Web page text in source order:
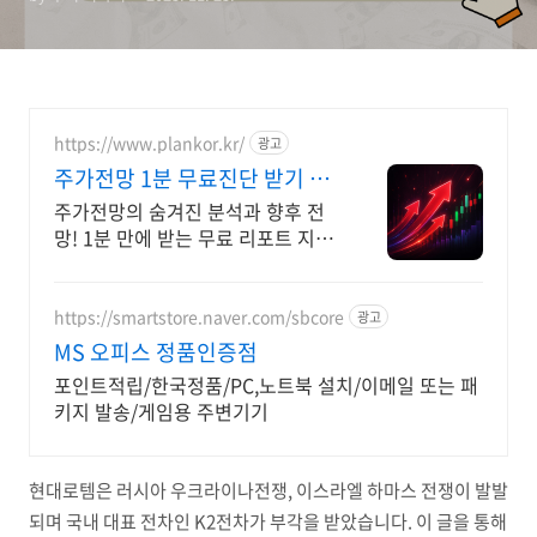
https://www.plankor.kr/ 광고
주가전망 1분 무료진단 받기 가
입즉시 무료리포트 100%
주가전망의 숨겨진 분석과 향후 전
망! 1분 만에 받는 무료 리포트 지금
https://smartstore.naver.com/sbcore 광고
MS 오피스 정품인증점
포인트적립/한국정품/PC,노트북 설치/이메일 또는 패
키지 발송/게임용 주변기기
현대로템은 러시아 우크라이나전쟁, 이스라엘 하마스 전쟁이 발발
되며 국내 대표 전차인 K2전차가 부각을 받았습니다. 이 글을 통해